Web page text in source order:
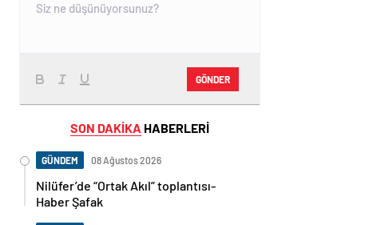
GÖNDER
SON DAKİKA HABERLERİ
GÜNDEM 08 Ağustos 2026
Nilüfer’de “Ortak Akıl” toplantısı-
Haber Şafak